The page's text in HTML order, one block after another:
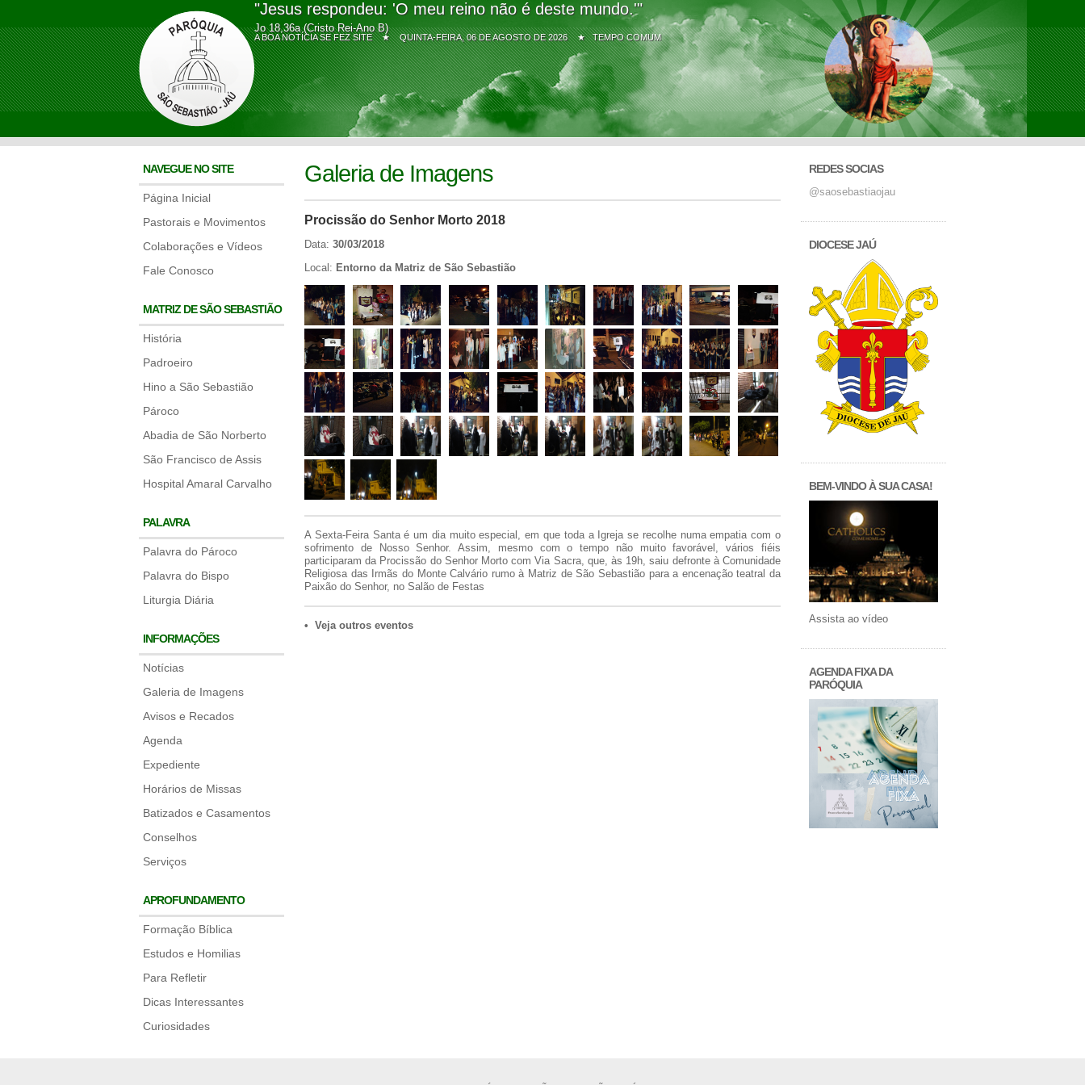
"Jesus respondeu: 'O meu reino não é deste mundo.'"
Jo 18,36a (Cristo Rei-Ano B)
A BOA NOTÍCIA SE FEZ SITE ★QUINTA-FEIRA, 06 DE AGOSTO DE 2026 ★ TEMPO COMUM
NAVEGUE NO SITE
Página Inicial
Pastorais e Movimentos
Colaborações e Vídeos
Fale Conosco
MATRIZ DE SÃO SEBASTIÃO
História
Padroeiro
Hino a São Sebastião
Pároco
Abadia de São Norberto
São Francisco de Assis
Hospital Amaral Carvalho
PALAVRA
Palavra do Pároco
Palavra do Bispo
Liturgia Diária
INFORMAÇÕES
Notícias
Galeria de Imagens
Avisos e Recados
Agenda
Expediente
Horários de Missas
Batizados e Casamentos
Conselhos
Serviços
APROFUNDAMENTO
Formação Bíblica
Estudos e Homilias
Para Refletir
Dicas Interessantes
Curiosidades
Galeria de Imagens
Procissão do Senhor Morto 2018
Data: 30/03/2018
Local: Entorno da Matriz de São Sebastião
A Sexta-Feira Santa é um dia muito especial, em que toda a Igreja se recolhe numa empatia com o
sofrimento de Nosso Senhor. Assim, mesmo com o tempo não muito favorável, vários fiéis
participaram da Procissão do Senhor Morto com Via Sacra, que, às 19h, saiu defronte à Comunidade
Religiosa das Irmãs do Monte Calvário rumo à Matriz de São Sebastião para a encenação teatral da
Paixão do Senhor, no Salão de Festas
• Veja outros eventos
REDES SOCIAS
@saosebastiaojau
DIOCESE JAÚ
BEM-VINDO À SUA CASA!
Assista ao vídeo
AGENDA FIXA DA
PARÓQUIA